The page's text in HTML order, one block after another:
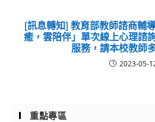
[訊息轉知] 教育部教師諮商輔
癒，雲陪伴」單次線上心理諮
服務，請本校教師
2023-05-
重點專區